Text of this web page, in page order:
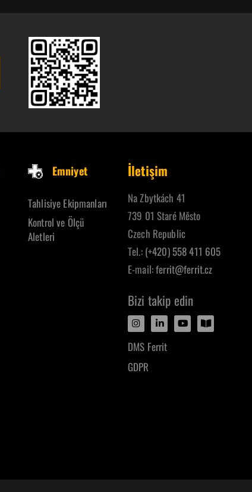
Emniyet
Tahlisiye Ekipmanları
Kontrol ve Ölçü
Aletleri
İletişim
Na Zbytkách 41
739 01 Staré Město
Czech Republic
Tel.: (+420) 558 411 605
E-mail:ferrit@ferrit.cz
Bizi takip edin
DMS Ferrit
GDPR